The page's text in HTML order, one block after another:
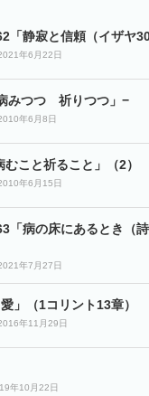
「静寂と信頼（イザヤ
年6月22日
みつつ 祈りつつ」−
年6月8日
こと祈ること」（2）
年6月15日
「病の床にあるとき（
年7月27日
」（1コリント13章）
年11月29日
年10月22日